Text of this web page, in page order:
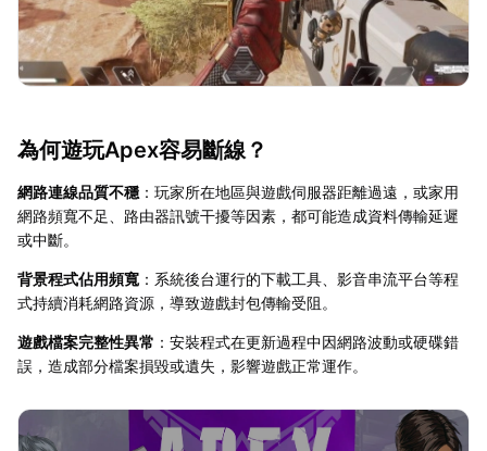
為何遊玩Apex容易斷線？
網路連線品質不穩 ：玩家所在地區與遊戲伺服器距離過遠，或家用
網路頻寬不足、路由器訊號干擾等因素，都可能造成資料傳輸延遲
或中斷。
背景程式佔用頻寬 ：系統後台運行的下載工具、影音串流平台等程
式持續消耗網路資源，導致遊戲封包傳輸受阻。
遊戲檔案完整性異常 ：安裝程式在更新過程中因網路波動或硬碟錯
誤，造成部分檔案損毀或遺失，影響遊戲正常運作。